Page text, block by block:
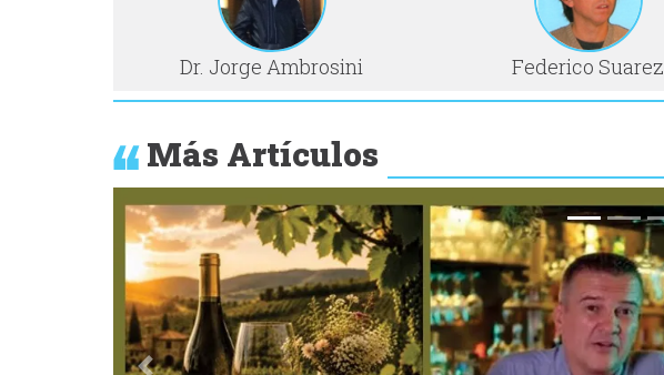
Dr. Jorge Ambrosini Federico Suarez
Más Artículos